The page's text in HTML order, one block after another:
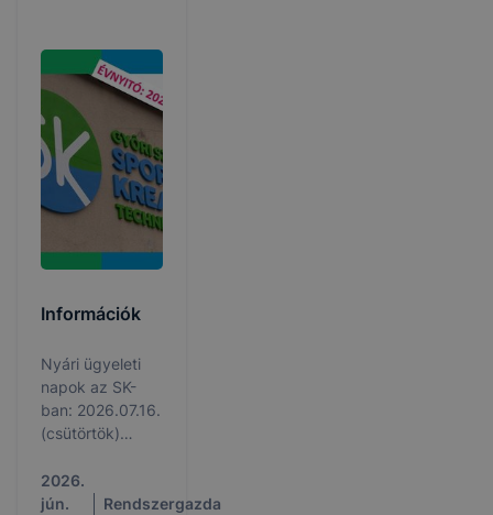
bármely szakos
oktató,
gyógypedagógiai
asszisztens ill.
gondnok
valamint portás
és takarító.
Információk
Nyári ügyeleti
napok az SK-
ban: 2026.07.16.
(csütörtök)
2026.08.06.
(csütörtök)
2026.
jún.
Rendszergazda